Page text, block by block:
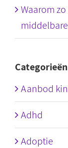
Waarom
Categorieën
Aanbod
Adhd
Adoptie